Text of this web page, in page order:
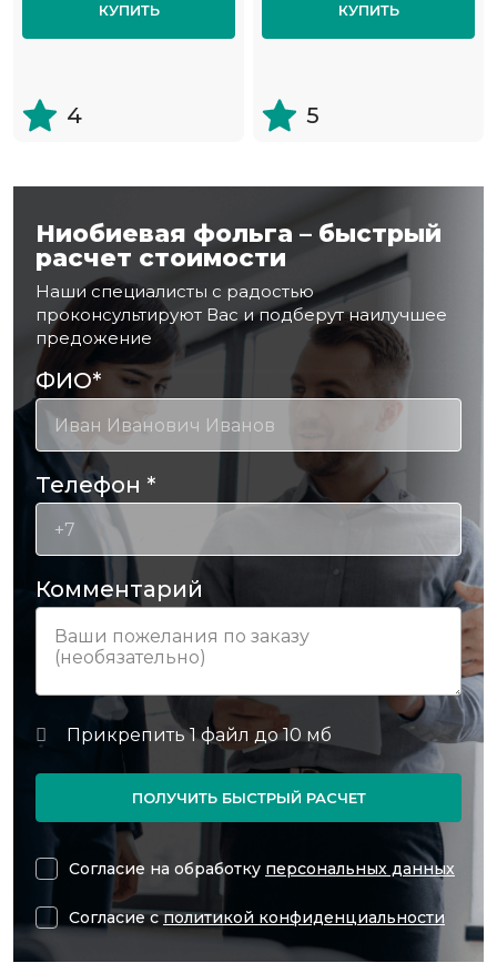
КУПИТЬ
4
КУПИТЬ
5
Ниобиевая фольга – быстрый
расчет стоимости
Наши специалисты с радостью
проконсультируют Вас и подберут наилучшее
предожение
ФИО*
Телефон *
Комментарий
ПОЛУЧИТЬ БЫСТРЫЙ РАСЧЕТ
Согласие на обработку персональных данных
Согласие сполитикой конфиденциальности